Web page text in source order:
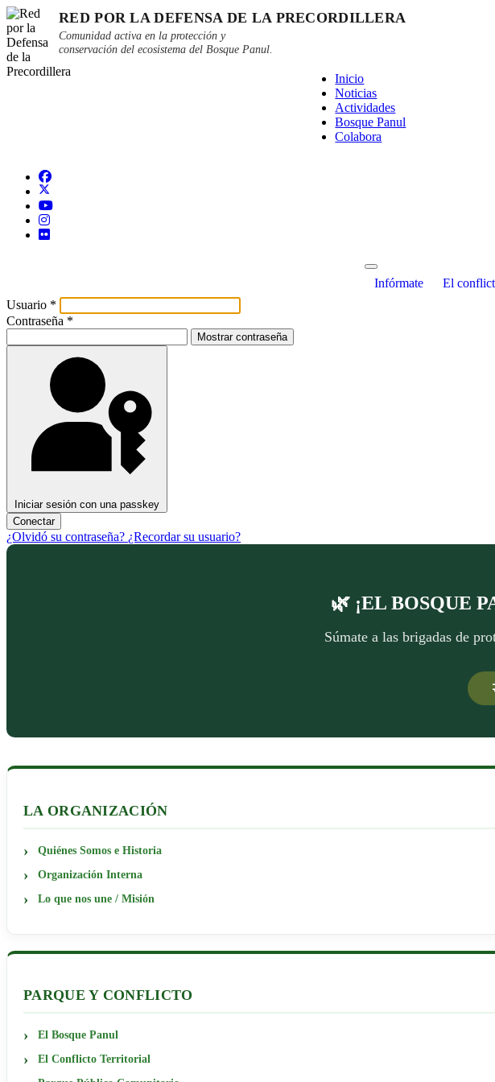
RED POR LA DEFENSA DE LA PRECORDILLERA
Comunidad activa en la protección y
conservación del ecosistema del Bosque Panul.
Inicio
Noticias
Actividades
Bosque Panul
Colabora
Infórmate El
Usuario *
Contraseña *
Mostrar contraseña
Iniciar sesión con una passkey
Conectar
¿Olvidó su contraseña? ¿Recordar su usuario?
🌿 ¡EL BOSQUE
Súmate a las brigadas de
LA ORGANIZACIÓN
Quiénes Somos e Historia
Organización Interna
Lo que nos une / Misión
PARQUE Y CONFLICTO
El Bosque Panul
El Conflicto Territorial